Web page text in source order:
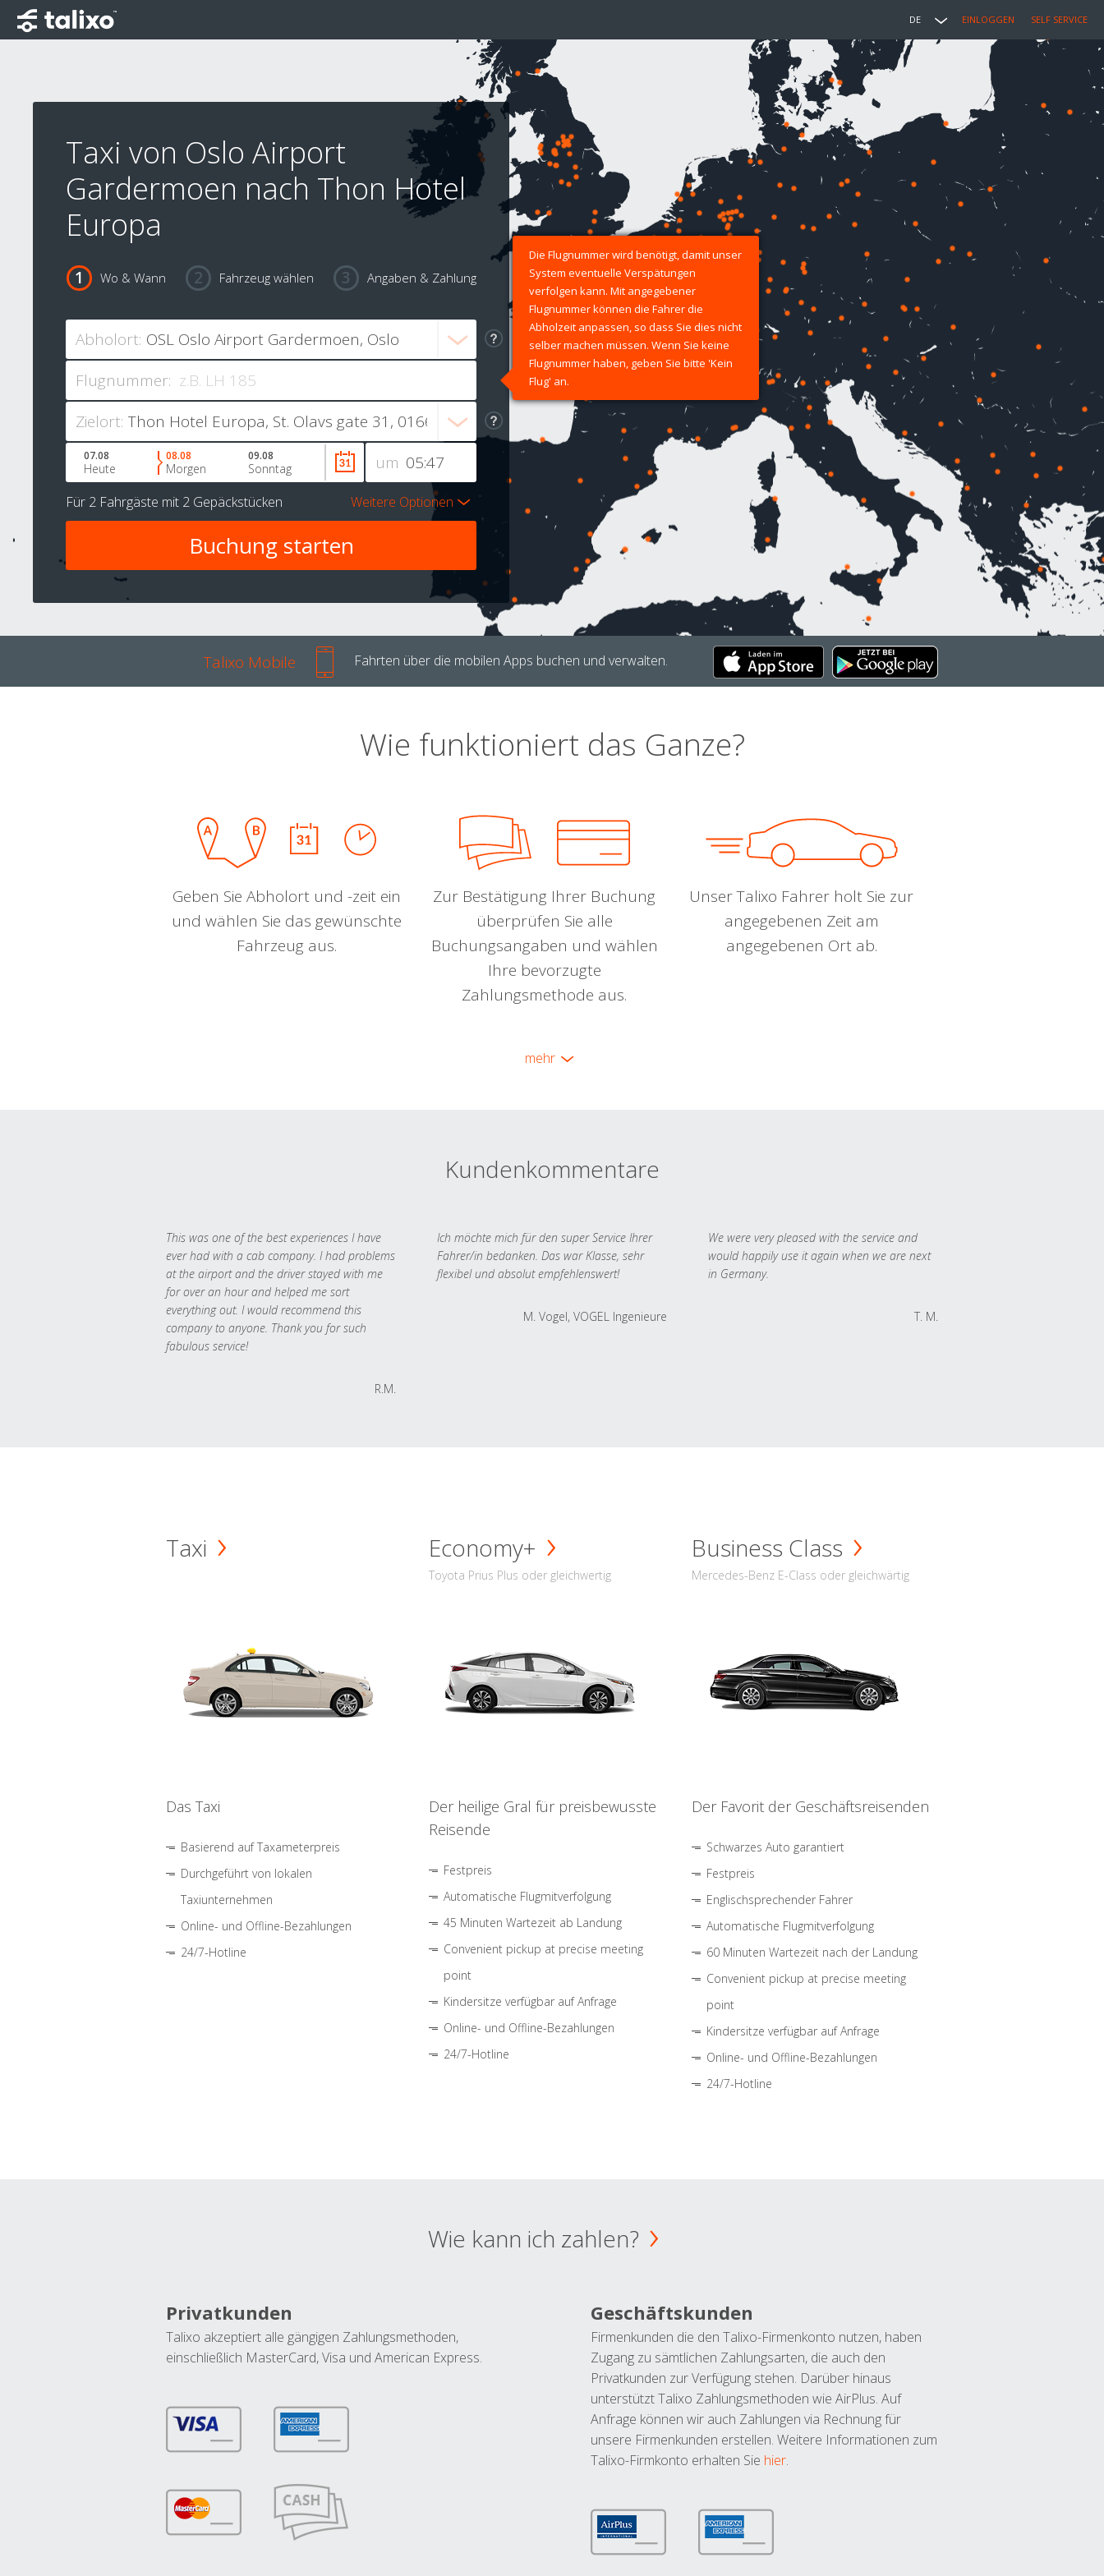
DE EINLOGGEN SELF SERVICE
Taxi von Oslo Airport
Gardermoen nach Thon Hotel
Europa
Wo & Wann Fahrzeug wählen Angaben & Zahlung
Abholort:
Flugnummer:
Die Flugnummer wird benötigt, damit unser
System eventuelle Verspätungen
verfolgen kann. Mit angegebener
Flugnummer können die Fahrer die
Abholzeit anpassen, so dass Sie dies nicht
selber machen müssen. Wenn Sie keine
Flugnummer haben, geben Sie bitte 'Kein
Flug' an.
Zielort:
um
07.08
Heute
08.08
Morgen
09.08
Sonntag
Für 2 Fahrgäste mit 2 Gepäckstücken Weitere Optionen
Talixo Mobile Fahrten über die mobilen Apps buchen und verwalten.
Wie funktioniert das Ganze?
Geben Sie Abholort und -zeit ein
und wählen Sie das gewünschte
Fahrzeug aus.
Zur Bestätigung Ihrer Buchung
überprüfen Sie alle
Buchungsangaben und wählen
Ihre bevorzugte
Zahlungsmethode aus.
Unser Talixo Fahrer holt Sie zur
angegebenen Zeit am
angegebenen Ort ab.
mehr
Kundenkommentare
This was one of the best experiences I have
ever had with a cab company. I had problems
at the airport and the driver stayed with me
for over an hour and helped me sort
everything out. I would recommend this
company to anyone. Thank you for such
fabulous service!
R.M.
Ich möchte mich für den super Service Ihrer
Fahrer/in bedanken. Das war Klasse, sehr
flexibel und absolut empfehlenswert!
M. Vogel, VOGEL Ingenieure
We were very pleased with the service and
would happily use it again when we are next
in Germany.
T. M.
Taxi
Das Taxi
Basierend auf Taxameterpreis
Durchgeführt von lokalen
Taxiunternehmen
Online- und Offline-Bezahlungen
24/7-Hotline
Economy+
Toyota Prius Plus oder gleichwertig
Der heilige Gral für preisbewusste
Reisende
Festpreis
Automatische Flugmitverfolgung
45 Minuten Wartezeit ab Landung
Convenient pickup at precise meeting
point
Kindersitze verfügbar auf Anfrage
Online- und Offline-Bezahlungen
24/7-Hotline
Business Class
Mercedes-Benz E-Class oder gleichwärtig
Der Favorit der Geschäftsreisenden
Schwarzes Auto garantiert
Festpreis
Englischsprechender Fahrer
Automatische Flugmitverfolgung
60 Minuten Wartezeit nach der Landung
Convenient pickup at precise meeting
point
Kindersitze verfügbar auf Anfrage
Online- und Offline-Bezahlungen
24/7-Hotline
Wie kann ich zahlen?
Privatkunden
Talixo akzeptiert alle gängigen Zahlungsmethoden,
einschließlich MasterCard, Visa und American Express.
Geschäftskunden
Firmenkunden die den Talixo-Firmenkonto nutzen, haben
Zugang zu sämtlichen Zahlungsarten, die auch den
Privatkunden zur Verfügung stehen. Darüber hinaus
unterstützt Talixo Zahlungsmethoden wie AirPlus. Auf
Anfrage können wir auch Zahlungen via Rechnung für
unsere Firmenkunden erstellen. Weitere Informationen zum
Talixo-Firmkonto erhalten Sie hier.